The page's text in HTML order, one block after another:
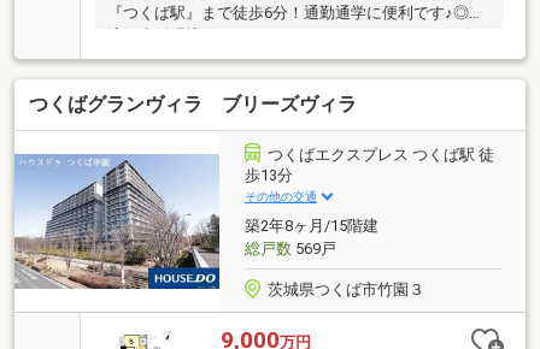
『つくば駅』まで徒歩6分！通勤通学に便利です♪◎快
まで徒歩5分以内♪◎気分転換できる共有施設♪（ゴル
フシュミレーション・フィットネス・音楽・パーティ
ールーム等）◎4ＬＤＫ☆角部屋・2面バルコニー☆専
有面積100.58㎡！ゆとりのあるお部屋になります。◎
収納充実☆彡各お部屋にウォークインクローゼット付
き洋服の出し入れもスムーズです♪■周辺環境・ヨーク
ベニマルまで徒歩1分・マツモトキヨシまで徒歩2分・
大清水公園まで徒歩1分・ローソンまで徒歩5分・はは
そノ・育園まで徒歩17分
つくばグランヴィラ ブリーズヴィラ
つくばエクスプレス つくば駅 徒
歩13分
その他の交通
築2年8ヶ月/15階建
総戸数569戸
茨城県つくば市竹園３
9,000万円